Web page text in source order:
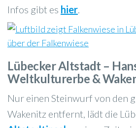
Infos gibt es hier.
Lübecker Altstadt –
Weltkulturerbe &
Nur einen Steinwurf von den
Wakenitz entfernt, lädt die